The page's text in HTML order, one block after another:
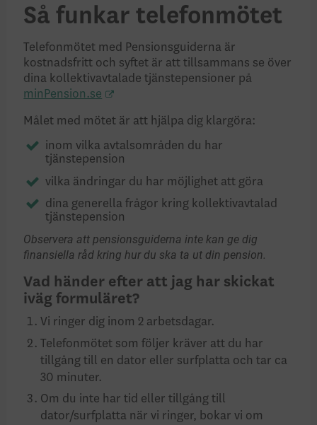
Så funkar telefonmötet
Telefonmötet med Pensionsguiderna är
kostnadsfritt och syftet är att tillsammans se över
dina kollektivavtalade tjänstepensioner på
minPension.se
Målet med mötet är att hjälpa dig klargöra:
inom vilka avtalsområden du har
tjänstepension
vilka ändringar du har möjlighet att göra
dina generella frågor kring kollektivavtalad
tjänstepension
Observera att pensionsguiderna inte kan ge dig
finansiella råd kring hur du ska ta ut din pension.
Vad händer efter att jag har skickat
iväg formuläret?
Vi ringer dig inom 2 arbetsdagar.
Telefonmötet som följer kräver att du har
tillgång till en dator eller surfplatta och tar ca
30 minuter.
Om du inte har tid eller tillgång till
dator/surfplatta när vi ringer, bokar vi om